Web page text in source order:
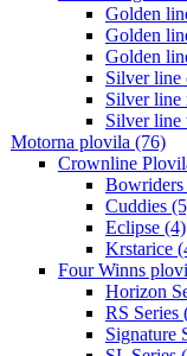
Golden
Golden
Golden
Silver line
Silver line
Silver line
Motorna plovila (76)
Crownline
Bowriders
Cuddies
Eclipse (4)
Krstarice
Four Winns
Horizon
RS Series
Signature